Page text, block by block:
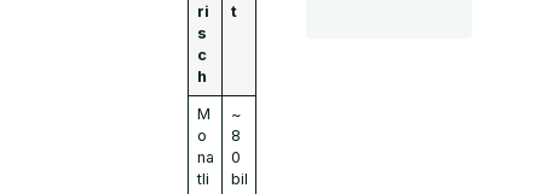
ri
s
c
h
t
M
o
na
tli
~
8
0
bil